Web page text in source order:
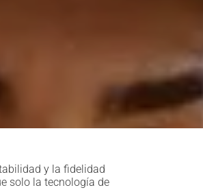
y la fidelidad
solo la tecnología de